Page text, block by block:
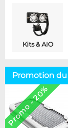
Kits & AIO
Promotion
Promo - 20%